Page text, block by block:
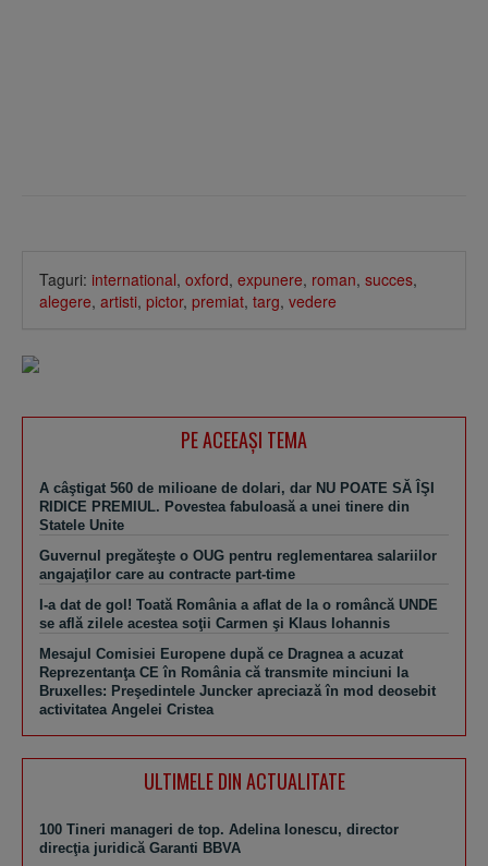
Taguri: international, oxford, expunere, roman, succes,
alegere, artisti, pictor, premiat, targ, vedere
PE ACEEAŞI TEMA
A câştigat 560 de milioane de dolari, dar NU POATE SĂ ÎŞI
RIDICE PREMIUL. Povestea fabuloasă a unei tinere din
Statele Unite
Guvernul pregăteşte o OUG pentru reglementarea salariilor
angajaţilor care au contracte part-time
I-a dat de gol! Toată România a aflat de la o româncă UNDE
se află zilele acestea soţii Carmen şi Klaus Iohannis
Mesajul Comisiei Europene după ce Dragnea a acuzat
Reprezentanţa CE în România că transmite minciuni la
Bruxelles: Preşedintele Juncker apreciază în mod deosebit
activitatea Angelei Cristea
ULTIMELE DIN ACTUALITATE
100 Tineri manageri de top. Adelina Ionescu, director
direcţia juridică Garanti BBVA